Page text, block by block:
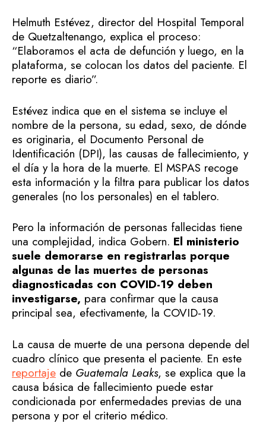
Helmuth Estévez, director del Hospital Temporal
de Quetzaltenango, explica el proceso:
“Elaboramos el acta de defunción y luego, en la
plataforma, se colocan los datos del paciente. El
reporte es diario”.
Estévez indica que en el sistema se incluye el
nombre de la persona, su edad, sexo, de dónde
es originaria, el Documento Personal de
Identificación (DPI), las causas de fallecimiento, y
el día y la hora de la muerte. El MSPAS recoge
esta información y la filtra para publicar los datos
generales (no los personales) en el tablero.
Pero la información de personas fallecidas tiene
una complejidad, indica Gobern. El ministerio
suele demorarse en registrarlas porque
algunas de las muertes de personas
diagnosticadas con COVID-19 deben
investigarse, para confirmar que la causa
principal sea, efectivamente, la COVID-19.
La causa de muerte de una persona depende del
cuadro clínico que presenta el paciente. En este
reportaje de Guatemala Leaks, se explica que la
causa básica de fallecimiento puede estar
condicionada por enfermedades previas de una
persona y por el criterio médico.